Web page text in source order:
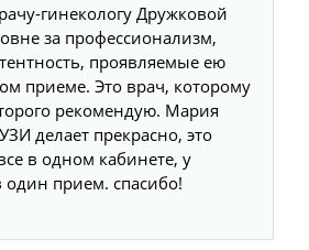
гинекологу Дружковой
за профессионализм,
проявляемые ею
приеме. Это врач, которому
рекомендую. Мария
делает прекрасно, это
в одном кабинете, у
один прием. спасибо!